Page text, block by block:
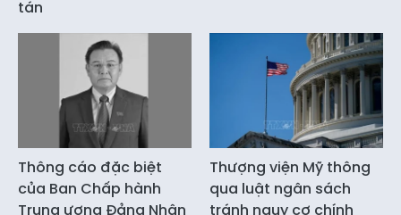
tán
Thông cáo đặc biệt
của Ban Chấp hành
Trung ương Đảng Nhân
Thượng viện Mỹ thông
qua luật ngân sách
tránh nguy cơ chính